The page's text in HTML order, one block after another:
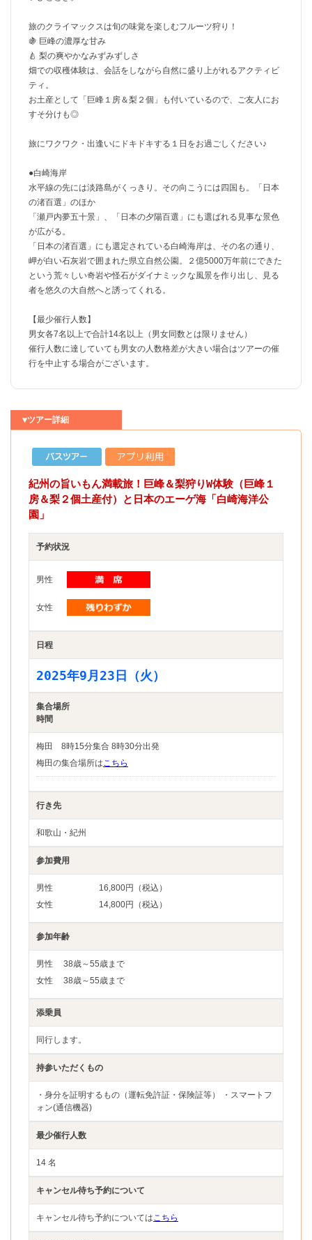
旅のクライマックスは旬の味覚を楽しむフルーツ狩り！
🍇 巨峰の濃厚な甘み
🍐 梨の爽やかなみずみずしさ
畑での収穫体験は、会話をしながら自然に盛り上がれるアクティビ
ティ。
お土産として「巨峰１房＆梨２個」も付いているので、ご友人にお
すそ分けも◎
旅にワクワク・出逢いにドキドキする１日をお過ごしください♪
●白崎海岸
水平線の先には淡路島がくっきり。その向こうには四国も。「日本
の渚百選」のほか
「瀬戸内夢五十景」、「日本の夕陽百選」にも選ばれる見事な景色
が広がる。
「日本の渚百選」にも選定されている白崎海岸は、その名の通り、
岬が白い石灰岩で囲まれた県立自然公園。２億5000万年前にできた
という荒々しい奇岩や怪石がダイナミックな風景を作り出し、見る
者を悠久の大自然へと誘ってくれる。
【最少催行人数】
男女各7名以上で合計14名以上（男女同数とは限りません）
催行人数に達していても男女の人数格差が大きい場合はツアーの催
行を中止する場合がございます。
▼ツアー詳細
紀州の旨いもん満載旅！巨峰＆梨狩りW体験（巨峰１
房＆梨２個土産付）と日本のエーゲ海「白崎海洋公
園」
予約状況
男性
女性
日程
2025年9月23日（火）
集合場所
時間
梅田 8時15分集合 8時30分出発
梅田の集合場所はこちら
行き先
和歌山・紀州
参加費用
男性
16,800円（税込）
女性
14,800円（税込）
参加年齢
男性
38歳～55歳まで
女性
38歳～55歳まで
添乗員
同行します。
持参いただくもの
・身分を証明するもの（運転免許証・保険証等） ・スマートフ
ォン(通信機器)
最少催行人数
14 名
キャンセル待ち予約について
キャンセル待ち予約についてはこちら